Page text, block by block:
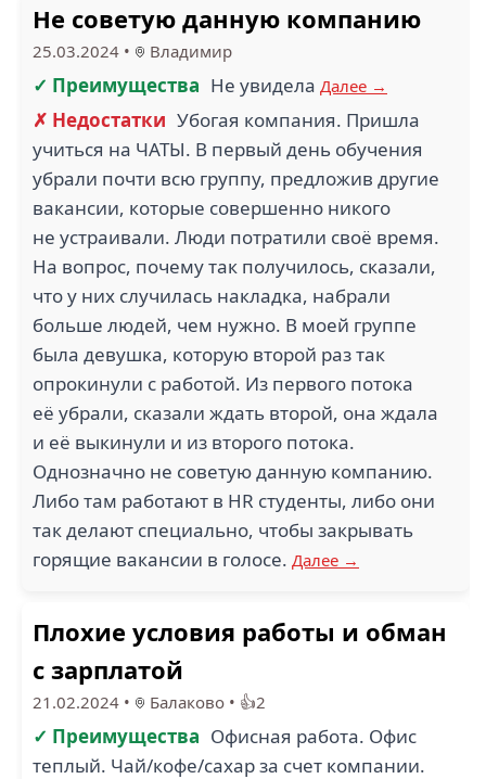
Не советую данную компанию
25.03.2024 • Владимир
✓ Преимущества Не увидела Далее →
✗ Недостатки Убогая компания. Пришла
учиться на ЧАТЫ. В первый день обучения
убрали почти всю группу, предложив другие
вакансии, которые совершенно никого
не устраивали. Люди потратили своё время.
На вопрос, почему так получилось, сказали,
что у них случилась накладка, набрали
больше людей, чем нужно. В моей группе
была девушка, которую второй раз так
опрокинули с работой. Из первого потока
её убрали, сказали ждать второй, она ждала
и её выкинули и из второго потока.
Однозначно не советую данную компанию.
Либо там работают в HR студенты, либо они
так делают специально, чтобы закрывать
горящие вакансии в голосе. Далее →
Плохие условия работы и обман
с зарплатой
21.02.2024 • Балаково • 👍2
✓ Преимущества Офисная работа. Офис
теплый. Чай/кофе/сахар за счет компании.